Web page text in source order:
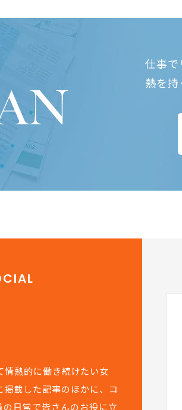
仕事
熱を持
熱的に働き続けたい女
載した記事のほかに、コ
日常で皆さんのお役に立